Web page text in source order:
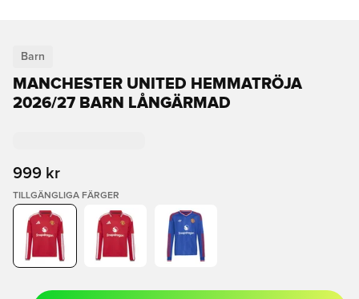
Barn
MANCHESTER UNITED HEMMATRÖJA
2026/27 BARN LÅNGÄRMAD
999 kr
TILLGÄNGLIGA FÄRGER